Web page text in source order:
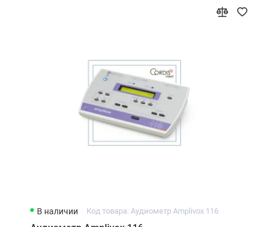
В наличии Код товара: Аудиометр Amplivox 116